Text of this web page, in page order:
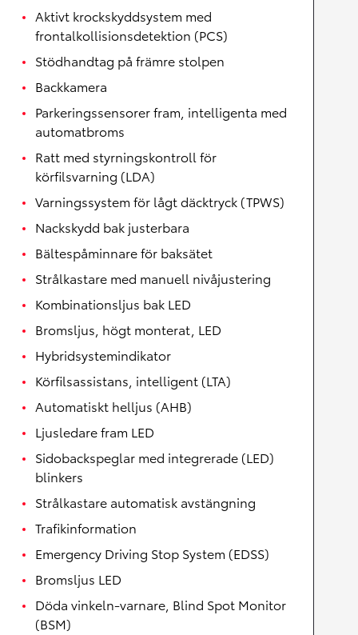
Aktivt krockskyddsystem med
frontalkollisionsdetektion (PCS)
Stödhandtag på främre stolpen
Backkamera
Parkeringssensorer fram, intelligenta med
automatbroms
Ratt med styrningskontroll för
körfilsvarning (LDA)
Varningssystem för lågt däcktryck (TPWS)
Nackskydd bak justerbara
Bältespåminnare för baksätet
Strålkastare med manuell nivåjustering
Kombinationsljus bak LED
Bromsljus, högt monterat, LED
Hybridsystemindikator
Körfilsassistans, intelligent (LTA)
Automatiskt helljus (AHB)
Ljusledare fram LED
Sidobackspeglar med integrerade (LED)
blinkers
Strålkastare automatisk avstängning
Trafikinformation
Emergency Driving Stop System (EDSS)
Bromsljus LED
Döda vinkeln-varnare, Blind Spot Monitor
(BSM)